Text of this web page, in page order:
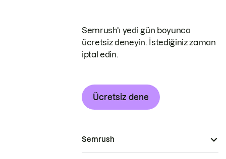
Semrush'ı yedi gün boyunca
ücretsiz deneyin. İstediğiniz zaman
iptal edin.
Ücretsiz dene
Semrush